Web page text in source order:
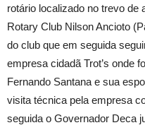
rotário localizado no trevo de
Rotary Club Nilson Ancioto
do club que em seguida
empresa cidadã Trot’s onde
Fernando Santana e sua
visita técnica pela empresa
seguida o Governador Deca